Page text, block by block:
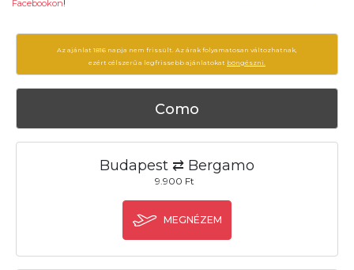
Facebookon!
Az ajánlat 1816 napja nem frissült. Az árak folyamatosan változhatnak,
ezért célszerű a legfrissebb ajánlatokat böngészni.
Como
Budapest ⇄ Bergamo
9.900 Ft
MEGNÉZEM